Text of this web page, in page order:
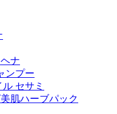
ナ
ンプー
セサミ
肌ハーブパック